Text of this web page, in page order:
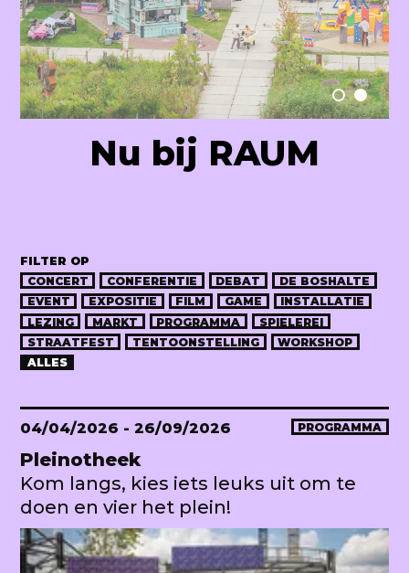
Raum Lab
Nu bij RAUM
FILTER OP
CONCERT
CONFERENTIE DEBAT
DE BOSHALTE
EVENT
EXPOSITIE FILM GAME
INSTALLATIE
LEZING
MARKT PROGRAMMA
SPIELEREI
STRAATFEST
TENTOONSTELLING
WORKSHOP
ALLES
04/04/2026 - 26/09/2026 PROGRAMMA
Pleinotheek
Kom langs, kies iets leuks uit om te
doen en vier het plein!